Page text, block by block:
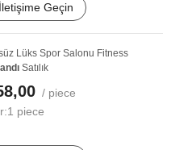
Geçin
Lüks Spor Salonu Fitness
Satılık
/ piece
1 piece